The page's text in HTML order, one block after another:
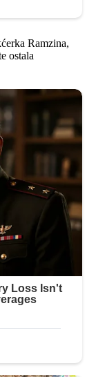
Ramzina,
ostala